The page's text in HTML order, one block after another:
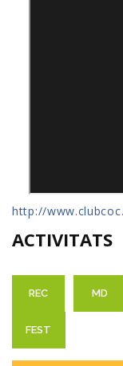
http://
ACTIVITATS
REC MD
FEST